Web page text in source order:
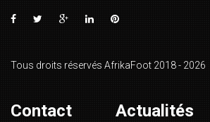
Tous droits réservés AfrikaFoot 2018 - 2026
Contact Actualités